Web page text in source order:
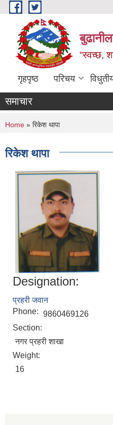
Skip to main content
“स्वच्छ,
गृहपृष्ठ परिचय
समाचार
You are here
Home » रिकेश थापा
रिकेश थापा
Designation:
प्रहरी जवान
Phone: 9860469126
Section:
नगर प्रहरी शाखा
Weight:
16